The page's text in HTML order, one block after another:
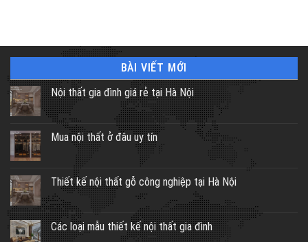
BÀI VIẾT MỚI
Nội thất gia đình giá rẻ tại Hà Nội
Mua nội thất ở đâu uy tín
Thiết kế nội thất gỗ công nghiệp tại Hà Nội
Các loại mẫu thiết kế nội thất gia đình